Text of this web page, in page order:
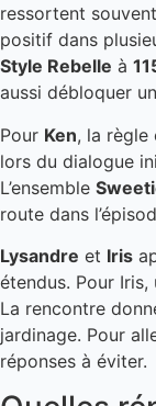
ressortent
positif dans
Style Rebelle à
aussi débloquer
Pour Ken, la règle
lors du dialogue
L’ensemble
route dans
Lysandre et Iris
étendus. Pour
La rencontre
jardinage. Pour
réponses à éviter.